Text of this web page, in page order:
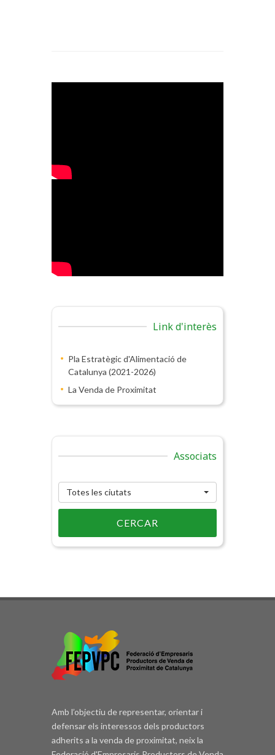
Link d'interès
Pla Estratègic d'Alimentació de
Catalunya (2021-2026)
La Venda de Proximitat
Associats
Totes les ciutats
CERCAR
Amb l’objectiu de representar, orientar i
defensar els interessos dels productors
adherits a la venda de proximitat, neix la